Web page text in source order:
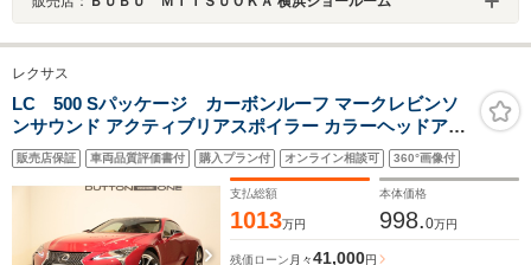
レクサス
LC 500 Sパッケージ カーボンルーフ マークレビンソ
ンサウンド アクティブリアスポイラー カラーヘッドアッ
プディスプレイ パドルシフト ブラインドスポット シート
ヒーター/ベンチレーション ステアリングヒーター LEDヘ
ッドライト
販売店保証 車両品質評価書付 購入プラン付 オンライン相談可 360°画像付
支払総額
1013万円
本体価格
998.0万円
残価ローン 月々41,000円